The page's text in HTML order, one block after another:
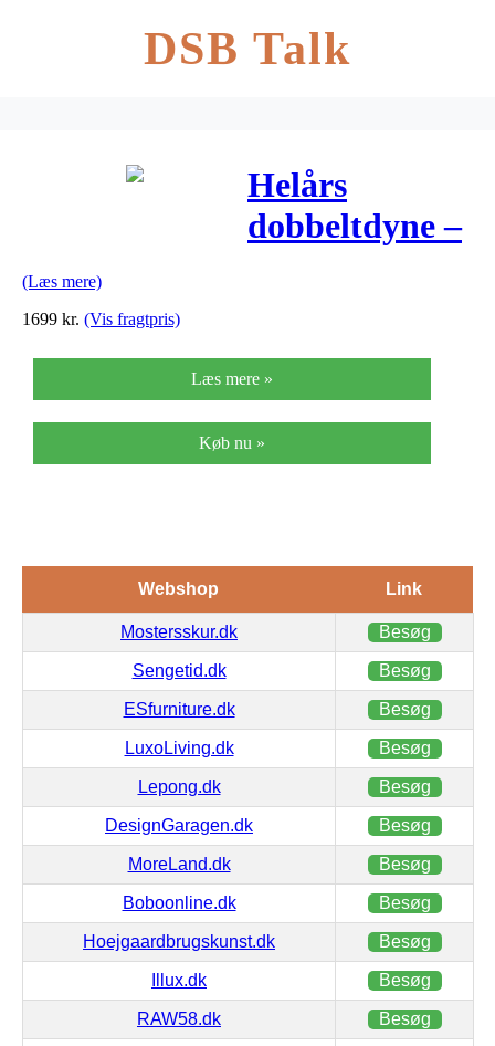
DSB Talk
Helårs
dobbeltdyne –
(Læs mere)
1699 kr. (Vis fragtpris)
Læs mere »
Køb nu »
Webshop Link
Mostersskur.dk Besøg
Sengetid.dk Besøg
ESfurniture.dk Besøg
LuxoLiving.dk Besøg
Lepong.dk Besøg
DesignGaragen.dk Besøg
MoreLand.dk Besøg
Boboonline.dk Besøg
Hoejgaardbrugskunst.dk Besøg
Illux.dk Besøg
RAW58.dk Besøg